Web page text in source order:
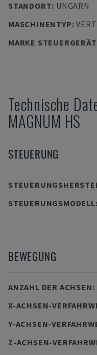
STANDORT: UNGARN
MASCHINENTYP:
MARKE STEUERGERÄT
Technische
MAGNUM HS
STEUERUNG
STEUERUNGSMODELL
BEWEGUNG
ANZAHL DER ACHSEN:
X-ACHSEN-
Y-ACHSEN-
Z-ACHSEN-